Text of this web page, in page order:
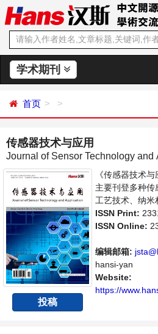
学术期刊
首页
传感器技术与应用
Journal of Sensor Technology and
投稿
《传感器技术
主要刊登多种传
工艺技术、纳米
的应用等多方面
学术创新，倡导
学者、科研人员
感器技术领域内
台。
ISSN Print:
ISSN Online:
编辑邮箱:
hansi-yan
Website:
https://